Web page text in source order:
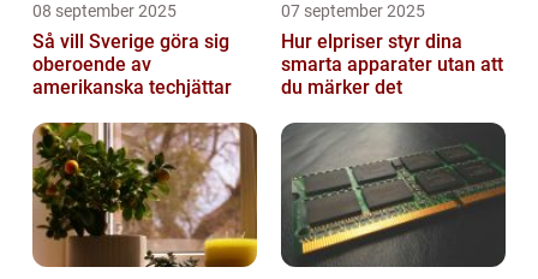
08 september 2025
Så vill Sverige göra sig
oberoende av
amerikanska techjättar
07 september 2025
Hur elpriser styr dina
smarta apparater utan att
du märker det